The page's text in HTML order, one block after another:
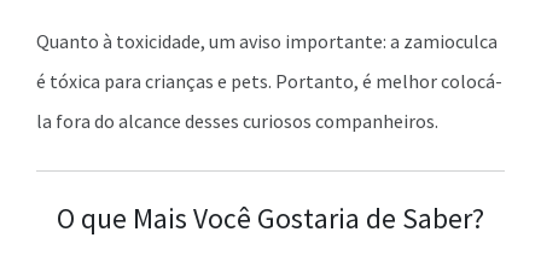
Quanto à toxicidade, um aviso importante: a zamioculca
é tóxica para crianças e pets. Portanto, é melhor colocá-
la fora do alcance desses curiosos companheiros.
O que Mais Você Gostaria de Saber?